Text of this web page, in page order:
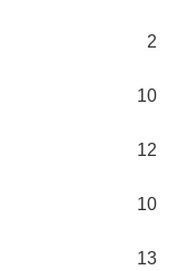
2
10
12
10
13